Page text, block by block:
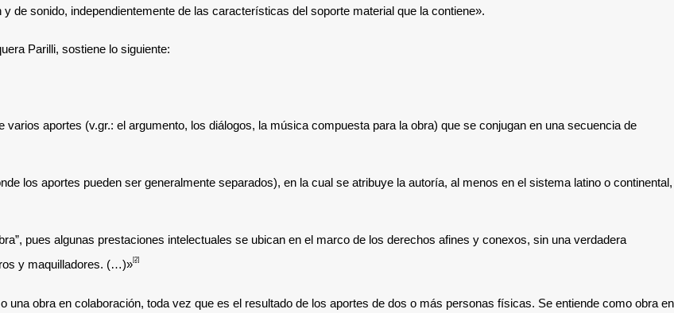
de sonido, independientemente de las características del soporte material que la contiene».
Parilli, sostiene lo siguiente:
aportes (v.gr.: el argumento, los diálogos, la música compuesta para la obra) que se conjugan en una secuencia de
los aportes pueden ser generalmente separados), en la cual se atribuye la autoría, al menos en el sistema latino o continental,
pues algunas prestaciones intelectuales se ubican en el marco de los derechos afines y conexos, sin una verdadera
y maquilladores. (…)»[2]
una obra en colaboración, toda vez que es el resultado de los aportes de dos o más personas físicas. Se entiende como obra en